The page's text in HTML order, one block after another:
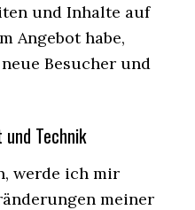
und Inhalte auf
Angebot habe,
Besucher und
Technik
werde ich mir
meiner